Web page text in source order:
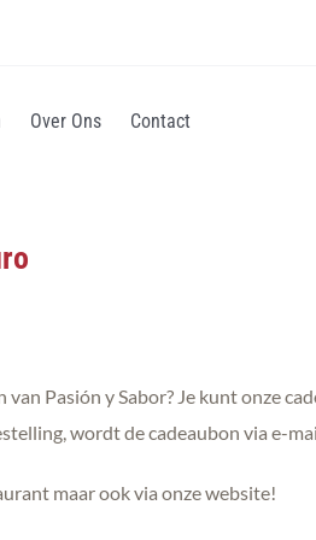
Over Ons Contact
Pasión y Sabor? Je kunt onze
wordt de cadeaubon via e-
maar ook via onze website!